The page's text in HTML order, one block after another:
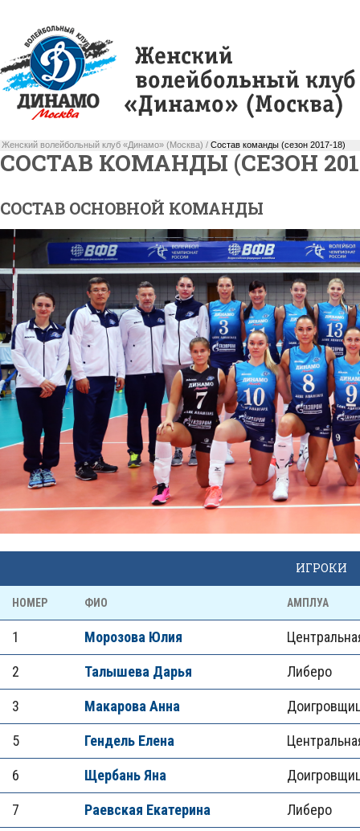
Женский волейбольный клуб «Динамо» (Москва) / Состав команды (сезон 2017-18)
СОСТАВ КОМАНДЫ (СЕЗОН
СОСТАВ ОСНОВНОЙ КОМАНДЫ
ИГРОКИ
НОМЕР ФИО АМПЛУА
1 Морозова Юлия
2 Талышева Дарья Либеро
3 Макарова Анна
5 Гендель Елена
6 Щербань Яна
7 Раевская Екатерина Либеро